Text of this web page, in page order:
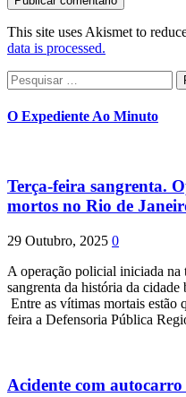
This site uses Akismet to
data is processed.
Pesquisar
por:
O Expediente Ao Minuto
Terça-feira sangrenta.
mortos no Rio de
29 Outubro, 2025 0
A operação policial iniciada na
sangrenta da história da
Entre as vítimas mortais estão
feira a Defensoria Pública
Acidente com